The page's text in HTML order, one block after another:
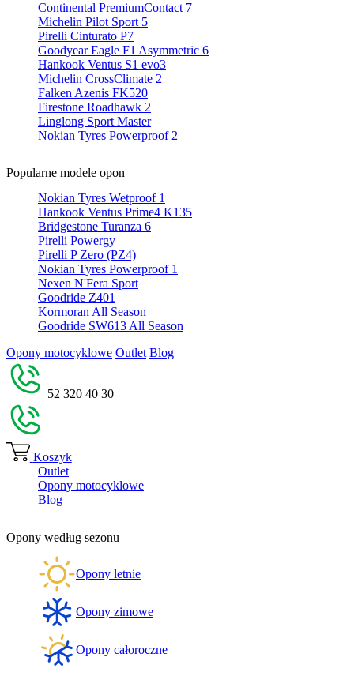
Continental PremiumContact 7
Michelin Pilot Sport 5
Pirelli Cinturato P7
Goodyear Eagle F1 Asymmetric 6
Hankook Ventus S1 evo3
Michelin CrossClimate 2
Falken Azenis FK520
Firestone Roadhawk 2
Linglong Sport Master
Nokian Tyres Powerproof 2
Popularne modele opon
Nokian Tyres Wetproof 1
Hankook Ventus Prime4 K135
Bridgestone Turanza 6
Pirelli Powergy
Pirelli P Zero (PZ4)
Nokian Tyres Powerproof 1
Nexen N'Fera Sport
Goodride Z401
Kormoran All Season
Goodride SW613 All Season
Opony motocyklowe Outlet Blog
52 320 40 30
Koszyk
Outlet
Opony motocyklowe
Blog
Opony według sezonu
Opony letnie
Opony zimowe
Opony całoroczne